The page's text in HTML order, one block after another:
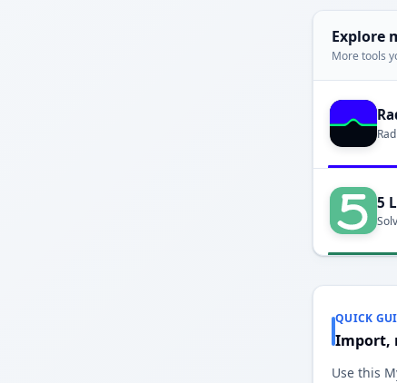
Explore
More tools
5
QUICK
Import,
Use this